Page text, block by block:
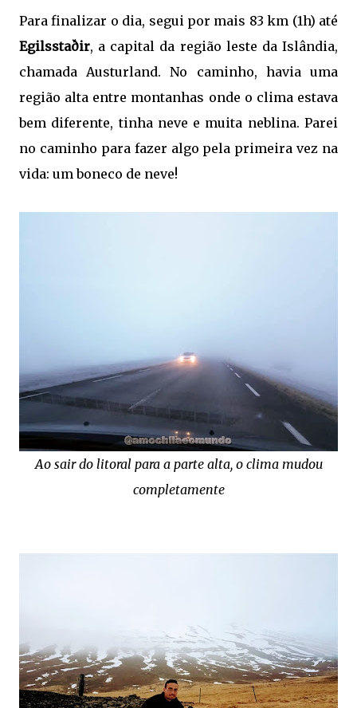
Para finalizar o dia, segui por mais 83 km (1h) até
Egilsstaðir, a capital da região leste da Islândia,
chamada Austurland. No caminho, havia uma
região alta entre montanhas onde o clima estava
bem diferente, tinha neve e muita neblina. Parei
no caminho para fazer algo pela primeira vez na
vida: um boneco de neve!
Ao sair do litoral para a parte alta, o clima mudou
completamente